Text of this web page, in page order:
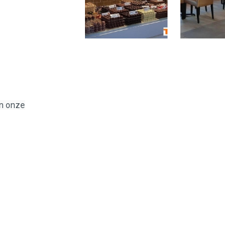
onze